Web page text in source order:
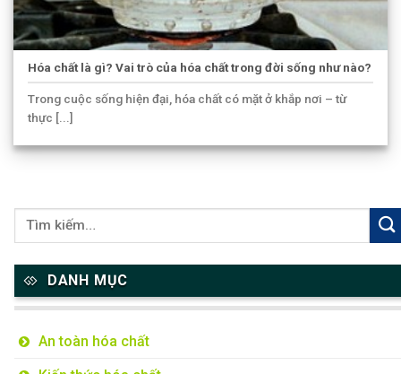
Hóa chất là gì? Vai trò của hóa chất trong đời sống như nào?
Trong cuộc sống hiện đại, hóa chất có mặt ở khắp nơi – từ
thực [...]
DANH MỤC
An toàn hóa chất